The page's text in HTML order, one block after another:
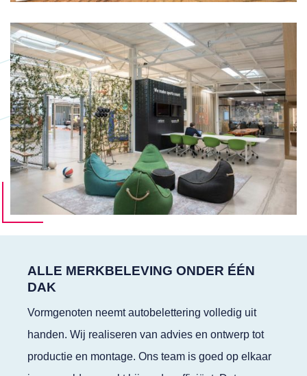
ALLE MERKBELEVING ONDER ÉÉN
DAK
Vormgenoten neemt autobelettering volledig uit
handen. Wij realiseren van advies en ontwerp tot
productie en montage. Ons team is goed op elkaar